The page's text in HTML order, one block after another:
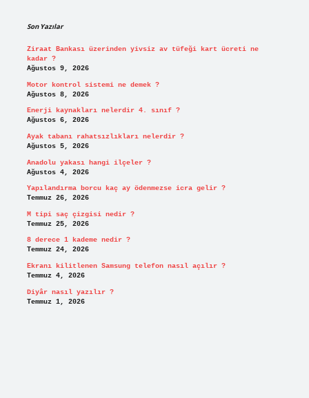
Son Yazılar
Ziraat Bankası üzerinden yivsiz av tüfeği kart ücreti ne
kadar ?
Ağustos 9, 2026
Motor kontrol sistemi ne demek ?
Ağustos 8, 2026
Enerji kaynakları nelerdir 4. sınıf ?
Ağustos 6, 2026
Ayak tabanı rahatsızlıkları nelerdir ?
Ağustos 5, 2026
Anadolu yakası hangi ilçeler ?
Ağustos 4, 2026
Yapılandırma borcu kaç ay ödenmezse icra gelir ?
Temmuz 26, 2026
M tipi saç çizgisi nedir ?
Temmuz 25, 2026
8 derece 1 kademe nedir ?
Temmuz 24, 2026
Ekranı kilitlenen Samsung telefon nasıl açılır ?
Temmuz 4, 2026
Diyâr nasıl yazılır ?
Temmuz 1, 2026